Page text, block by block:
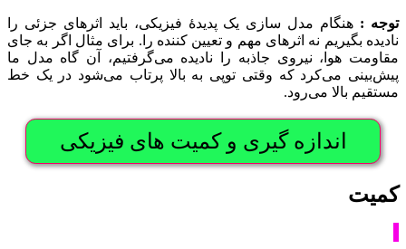
توجه : هنگام مدل سازی یک پدیدۀ فیزیکی، باید اثرهای جزئی را
نادیده بگیریم نه اثرهای مهم و تعیین کننده را. برای مثال اگر به جای
مقاومت هوا، نیروی جاذبه را نادیده می‌گرفتیم، آن گاه مدل ما
پیش‌بینی می‌کرد که وقتی توپی به بالا پرتاب می‌شود در یک خط
مستقیم بالا می‌رود.
اندازه گیری و کمیت های فیزیکی
کمیت